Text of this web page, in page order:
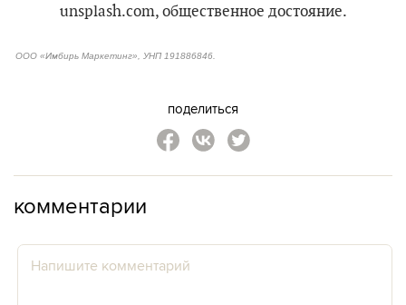
unsplash.com, общественное достояние.
ООО «Имбирь Маркетинг», УНП 191886846.
поделиться
комментарии